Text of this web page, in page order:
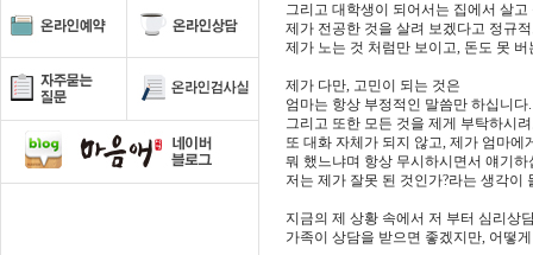
그리고 대학생이 되어서는 집에서 살
제가 전공한 것을 살려 보겠다고 정규
제가 노는 것 처럼만 보이고, 돈도 못
제가 다만, 고민이 되는 것은
엄마는 항상 부정적인 말씀만 하십니
그리고 또한 모든 것을 제게 부탁하시
또 대화 자체가 되지 않고, 제가 엄마
뭐 했느냐며 항상 무시하시면서 얘기
저는 제가 잘못 된 것인가?라는 생각
지금의 제 상황 속에서 저 부터 심리상
가족이 상담을 받으면 좋겠지만, 어떻